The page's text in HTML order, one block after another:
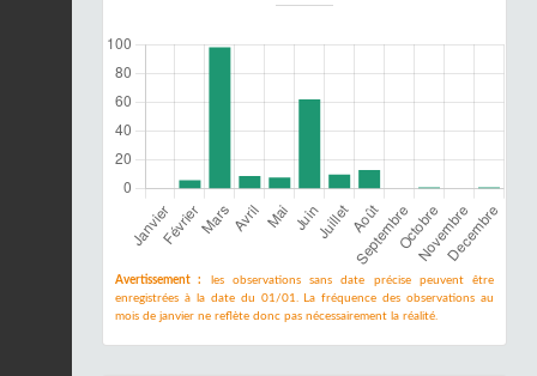
Avertissement :
les observations sans date précise peuvent être
enregistrées à la date du 01/01. La fréquence des observations au
mois de janvier ne reflète donc pas nécessairement la réalité.